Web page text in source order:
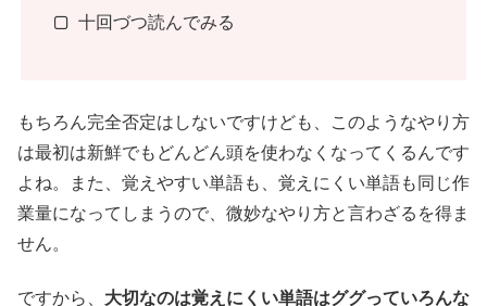
十回づつ読んでみる
もちろん完全否定はしないですけども、このようなやり方
は最初は新鮮でもどんどん頭を使わなくなってくるんです
よね。また、覚えやすい単語も、覚えにくい単語も同じ作
業量になってしまうので、微妙なやり方と言わざるを得ま
せん。
ですから、 大切なのは覚えにくい単語はググっていろんな